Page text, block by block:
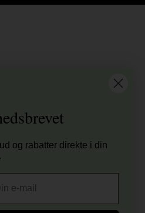
og rabatter direkte i din